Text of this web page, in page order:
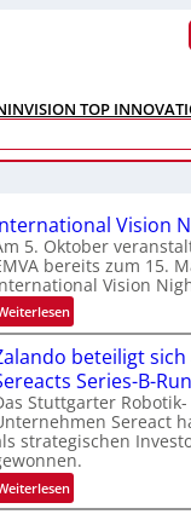
INVISION TOP
Vision
5. Oktober
bereits zum 15.
Vision
:
I
n
t
e
r
n
a
t
beteiligt sich
Series-B-
Stuttgarter
Sereact
strategischen
:
Z